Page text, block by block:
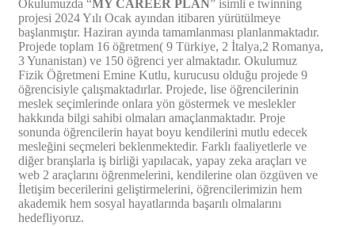
Okulumuzda “MY CAREER PLAN” isimli e twinning
projesi 2024 Yılı Ocak ayından itibaren yürütülmeye
başlanmıştır. Haziran ayında tamamlanması planlanmaktadır.
Projede toplam 16 öğretmen( 9 Türkiye, 2 İtalya,2 Romanya,
3 Yunanistan) ve 150 öğrenci yer almaktadır. Okulumuz
Fizik Öğretmeni Emine Kutlu, kurucusu olduğu projede 9
öğrencisiyle çalışmaktadırlar. Projede, lise öğrencilerinin
meslek seçimlerinde onlara yön göstermek ve meslekler
hakkında bilgi sahibi olmaları amaçlanmaktadır. Proje
sonunda öğrencilerin hayat boyu kendilerini mutlu edecek
mesleğini seçmeleri beklenmektedir. Farklı faaliyetlerle ve
diğer branşlarla iş birliği yapılacak, yapay zeka araçları ve
web 2 araçlarını öğrenmelerini, kendilerine olan özgüven ve
İletişim becerilerini geliştirmelerini, öğrencilerimizin hem
akademik hem sosyal hayatlarında başarılı olmalarını
hedefliyoruz.